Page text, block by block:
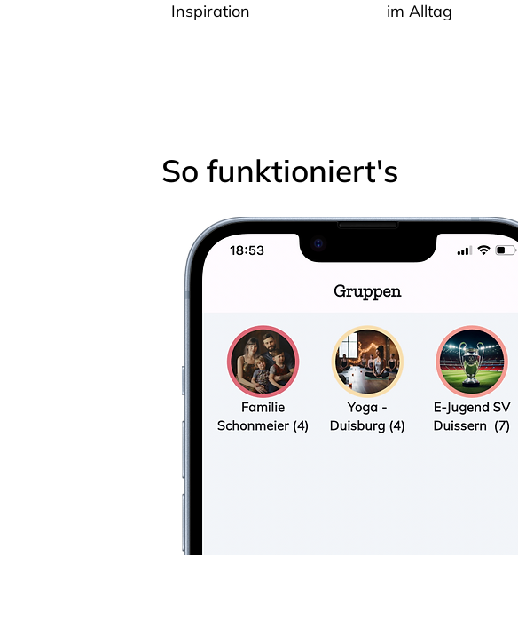
Inspiration
im Alltag
So funktioniert's